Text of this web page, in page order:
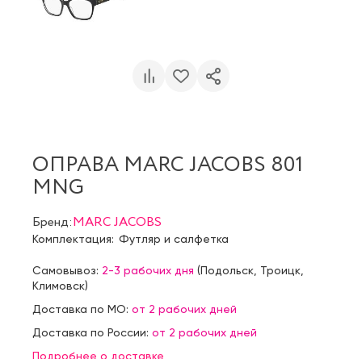
ОПРАВА MARC JACOBS 801
MNG
Бренд:MARC JACOBS
Комплектация: Футляр и салфетка
Самовывоз: 2-3 рабочих дня (Подольск Троицк
Климовск)
Доставка по МО: от 2 рабочих дней
Доставка по России: от 2 рабочих дней
Подробнее о доставке